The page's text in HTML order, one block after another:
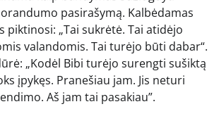
pasirašymą. Kalbėdamas
piktinosi: „Tai sukrėtė. Tai atidėjo
valandomis. Tai turėjo būti dabar“.
„Kodėl Bibi turėjo surengti sušiktą
įpykęs. Pranešiau jam. Jis neturi
Aš jam tai pasakiau”.